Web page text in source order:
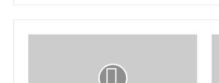
Paraíba inclui pessoas com TDL como